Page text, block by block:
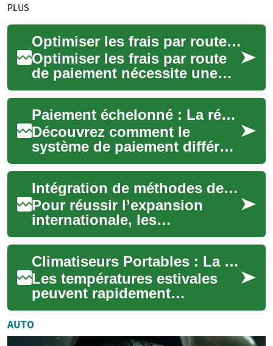
PLUS
Optimiser les frais par route de paiement : méthode d'analyse coûts-avantages
Optimiser les frais par route
de paiement nécessite une
approche méthodique :
mesurer coûts fixes et
variables, intég...
Paiement échelonné : La révolution des achats en ligne
Découvrez comment le
système de paiement différé
transforme l'expérience
d'achat des consommateurs.
Cette nouvelle ap...
Intégration de méthodes de paiement locales et wallets numériques
Pour réussir l’expansion
internationale, les
plateformes de vente doivent
intégrer des méthodes de
paiement locales e...
Climatiseurs Portables : La Solution Rafraîchissante pour Votre Confort à Domicile
Les températures estivales
peuvent rapidement
transformer votre maison en
un véritable four.
Heureusement, les climat...
AUTO